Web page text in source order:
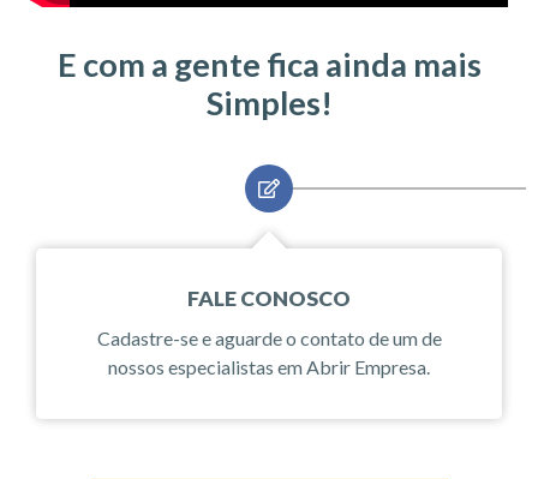
E com a gente fica ainda mais
Simples!
FALE CONOSCO
Cadastre-se e aguarde o contato de um de
nossos especialistas em Abrir Empresa.